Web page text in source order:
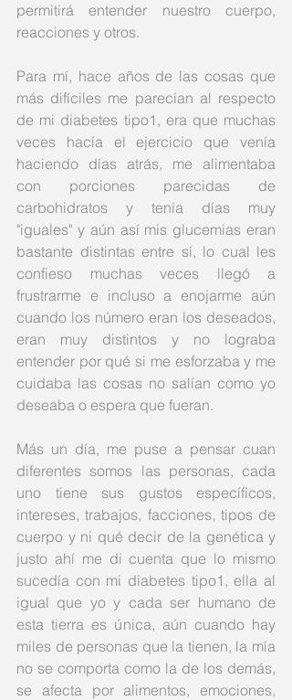
permitirá entender nuestro cuerpo,
reacciones y otros.
Para mí, hace años de las cosas que
más difíciles me parecían al respecto
de mi diabetes tipo1, era que muchas
veces hacía el ejercicio que venía
haciendo días atrás, me alimentaba
con porciones parecidas de
carbohidratos y tenía días muy
"iguales" y aún así mis glucemias eran
bastante distintas entre sí, lo cual les
confieso muchas veces llegó a
frustrarme e incluso a enojarme aún
cuando los número eran los deseados,
eran muy distintos y no lograba
entender por qué si me esforzaba y me
cuidaba las cosas no salían como yo
deseaba o espera que fueran.
Más un día, me puse a pensar cuan
diferentes somos las personas, cada
uno tiene sus gustos específicos,
intereses, trabajos, facciones, tipos de
cuerpo y ni qué decir de la genética y
justo ahí me di cuenta que lo mismo
sucedía con mi diabetes tipo1, ella al
igual que yo y cada ser humano de
esta tierra es única, aún cuando hay
miles de personas que la tienen, la mía
no se comporta como la de los demás,
se afecta por alimentos, emociones,